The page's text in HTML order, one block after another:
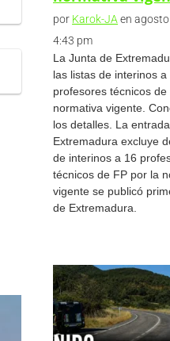
por Karok-JA en
4:43 pm
La Junta de
las listas de interinos a
profesores técnicos de
normativa vigente.
los detalles. La
Extremadura excluye
de interinos a 16
técnicos de FP por la
vigente se publicó
de Extremadura.